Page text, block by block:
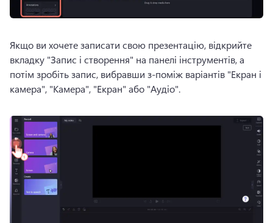
Якщо ви хочете записати свою презентацію, відкрийте
вкладку "Запис і створення" на панелі інструментів, а
потім зробіть запис, вибравши з-поміж варіантів "Екран і
камера", "Камера", "Екран" або "Аудіо".